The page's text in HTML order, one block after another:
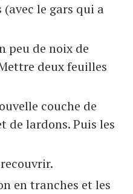
le gars qui a
peu de noix de
deux feuilles
couche de
de lardons. Puis les
en tranches et les